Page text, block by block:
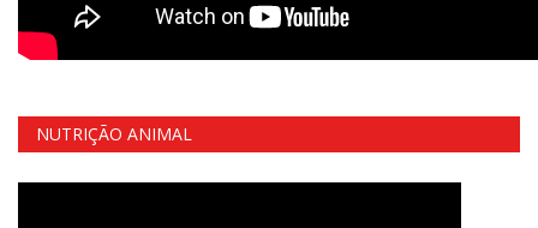
NUTRIÇÃO ANIMAL